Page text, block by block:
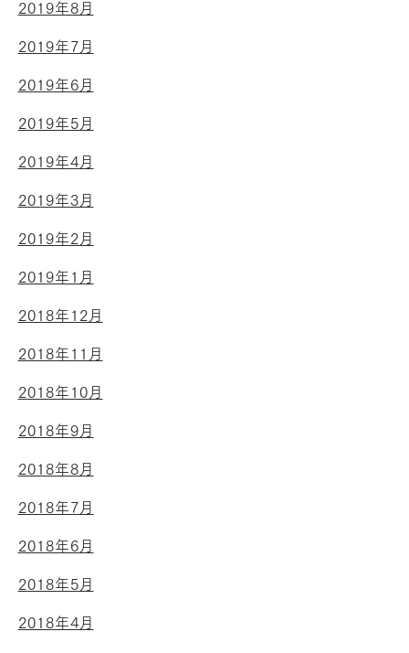
2019年8月
2019年7月
2019年6月
2019年5月
2019年4月
2019年3月
2019年2月
2019年1月
2018年12月
2018年11月
2018年10月
2018年9月
2018年8月
2018年7月
2018年6月
2018年5月
2018年4月